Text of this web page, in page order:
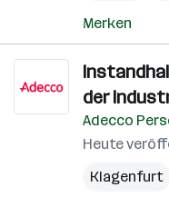
Merken
der
Adecco
Heute
Klagenfurt